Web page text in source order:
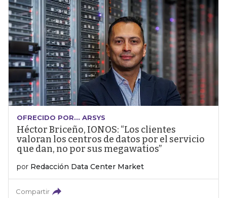
OFRECIDO POR... ARSYS
Héctor Briceño, IONOS: “Los clientes
valoran los centros de datos por el servicio
que dan, no por sus megawatios”
por Redacción Data Center Market
Compartir